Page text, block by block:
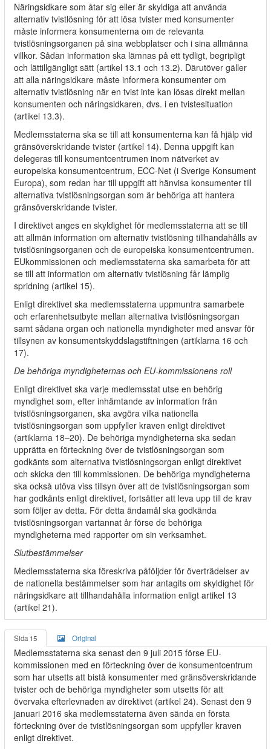
Näringsidkare som åtar sig eller är skyldiga att använda
alternativ tvistlösning för att lösa tvister med konsumenter
måste informera konsumenterna om de relevanta
tvistlösningsorganen på sina webbplatser och i sina allmänna
villkor. Sådan information ska lämnas på ett tydligt, begripligt
och lättillgängligt sätt (artikel 13.1 och 13.2). Därutöver gäller
att alla näringsidkare måste informera konsumenter om
alternativ tvistlösning när en tvist inte kan lösas direkt mellan
konsumenten och näringsidkaren, dvs. i en tvistesituation
(artikel 13.3).
Medlemsstaterna ska se till att konsumenterna kan få hjälp vid
gränsöverskridande tvister (artikel 14). Denna uppgift kan
delegeras till konsumentcentrumen inom nätverket av
europeiska konsumentcentrum, ECC-Net (i Sverige Konsument
Europa), som redan har till uppgift att hänvisa konsumenter till
alternativa tvistlösningsorgan som är behöriga att hantera
gränsöverskridande tvister.
I direktivet anges en skyldighet för medlemsstaterna att se till
att allmän information om alternativ tvistlösning tillhandahålls av
tvistlösningsorganen och de europeiska konsumentcentrumen.
EUkommissionen och medlemsstaterna ska samarbeta för att
se till att information om alternativ tvistlösning får lämplig
spridning (artikel 15).
Enligt direktivet ska medlemsstaterna uppmuntra samarbete
och erfarenhetsutbyte mellan alternativa tvistlösningsorgan
samt sådana organ och nationella myndigheter med ansvar för
tillsynen av konsumentskyddslagstiftningen (artiklarna 16 och
17).
De behöriga myndigheternas och EU-kommissionens roll
Enligt direktivet ska varje medlemsstat utse en behörig
myndighet som, efter inhämtande av information från
tvistlösningsorganen, ska avgöra vilka nationella
tvistlösningsorgan som uppfyller kraven enligt direktivet
(artiklarna 18–20). De behöriga myndigheterna ska sedan
upprätta en förteckning över de tvistlösningsorgan som
godkänts som alternativa tvistlösningsorgan enligt direktivet
och skicka den till kommissionen. De behöriga myndigheterna
ska också utöva viss tillsyn över att de tvistlösningsorgan som
har godkänts enligt direktivet, fortsätter att leva upp till de krav
som följer av detta. För detta ändamål ska godkända
tvistlösningsorgan vartannat år förse de behöriga
myndigheterna med rapporter om sin verksamhet.
Slutbestämmelser
Medlemsstaterna ska föreskriva påföljder för överträdelser av
de nationella bestämmelser som har antagits om skyldighet för
näringsidkare att tillhandahålla information enligt artikel 13
(artikel 21).
Sida 15 Original
Medlemsstaterna ska senast den 9 juli 2015 förse EU-
kommissionen med en förteckning över de konsumentcentrum
som har utsetts att bistå konsumenter med gränsöverskridande
tvister och de behöriga myndigheter som utsetts för att
övervaka efterlevnaden av direktivet (artikel 24). Senast den 9
januari 2016 ska medlemsstaterna även sända en första
förteckning över de tvistlösningsorgan som uppfyller kraven
enligt direktivet.